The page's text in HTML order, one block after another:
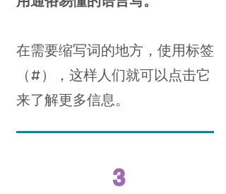
在需要缩写词的地方，使用标签
（#），这样人们就可以点击它
来了解更多信息。
3